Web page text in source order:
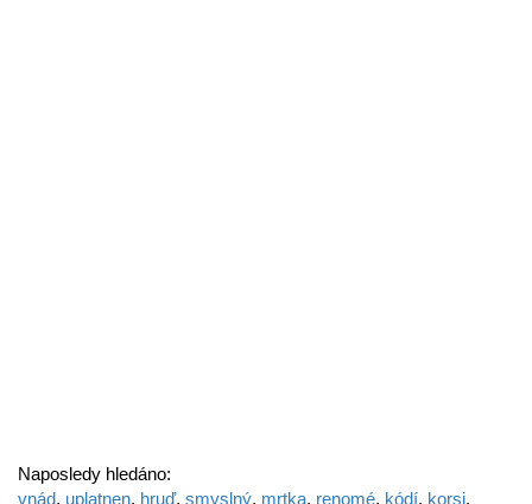
Naposledy hledáno:
vnád, uplatnen, hruď, smyslný, mrtka, renomé, kódí, korsi,